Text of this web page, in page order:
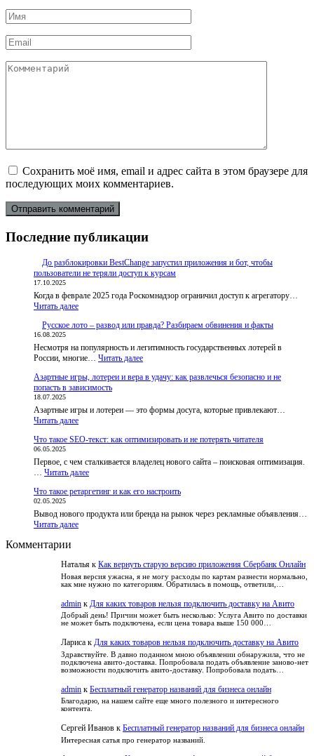
Имя
*
Email
*
Комментарий
Сохранить моё имя, email и адрес сайта в этом браузере для
последующих моих комментариев.
Последние публикации
До разблокировки BestChange запустил приложения и бот, чтобы
пользователи не теряли доступ к курсам
17.10.2025
Когда в феврале 2025 года Роскомнадзор ограничил доступ к агрегатору…
Читать далее:
разблокировки
запустил
приложения
бот,
чтобы
не
теряли
к
Русское лото – развод или правда? Разбираем обвинения и факты
16.08.2025
Несмотря на популярность и легитимность государственных лотерей в
России, многие… Читать далее:
лото
или
обвинения
факты
Азартные игры, лотереи и вера в удачу: как развлечься безопасно и не
попасть в зависимость
18.07.2025
Азартные игры и лотереи — это формы досуга, которые привлекают…
Читать далее:
игры,
и
вера
удачу:
развлечься
безопасно
в
зависимость
Что такое SEO-текст: как оптимизировать и не потерять читателя
06.05.2025
Первое, с чем сталкивается владелец нового сайта – поисковая оптимизация.
… Читать далее:
такое
текст:
потерять
читателя
Что такое ретаргетинг и как его настроить
02.05.2025
Вывод нового продукта или бренда на рынок через рекламные объявления…
Читать далее:
и
как
его
Комментарии
Наталья к Как вернуть старую версию приложения Сбербанк Онлайн
Новая версия ужасна, я не могу расходы по картам разнести нормально,
как мне нужно по категориям. Обратилась в помощь, ответили,…
admin к Для каких товаров нельзя подключить доставку на Авито
Добрый день! Причин может быть несколько: Услуга Авито по доставки
не может быть подключена, если цена товара выше 150 000…
Лариса к Для каких товаров нельзя подключить доставку на Авито
Здравствуйте. В давно поданном мною объявлении обнаружила, что не
подключена авито-доставка. Попробовала подать объявление заново-нет
возможности подключить авито-доставку. Попробовала подать…
admin к Бесплатный генератор названий для бизнеса онлайн
Благодарю, на нашем сайте еще много полезного и интересного
контента.
Сергей Иванов к Бесплатный генератор названий для бизнеса онлайн
Интересная сатья про генератор названий.